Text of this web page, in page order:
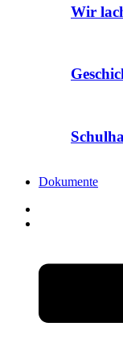
Wir
Dokumente